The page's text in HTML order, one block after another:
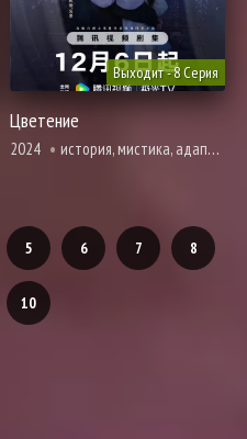
Выходит - 8 Серия
Цветение
2024 история, мистика, адаптация новел, расследование, романтика
5 6 7 8
10